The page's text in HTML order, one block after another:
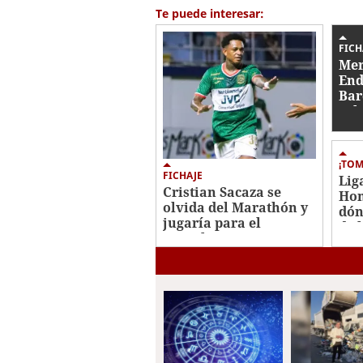
1
minute,
15
secondsVolume
0%
Te puede interesar:
FICHAJE
Cristian Sacaza se
olvida del Marathón y
jugaría para el
Juticalpa FC
de